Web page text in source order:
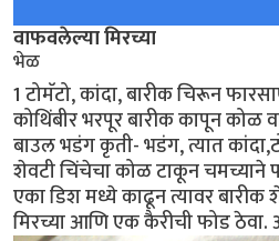
वाफवलेल्या मिरच्या
भेळ
1 टोमॅटो, कांदा, बारीक चिरून
कोथिंबीर भरपूर बारीक कापून कोळ
बाउल भडंग कृती- भडंग, त्यात
शेवटी चिंचेचा कोळ टाकून
एका डिश मध्ये काढून त्यावर बारीक
मिरच्या आणि एक कैरीची फोड ठेवा.